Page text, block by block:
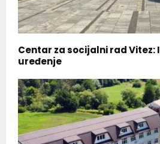
Centar za socijalni rad Vitez:
uređenje